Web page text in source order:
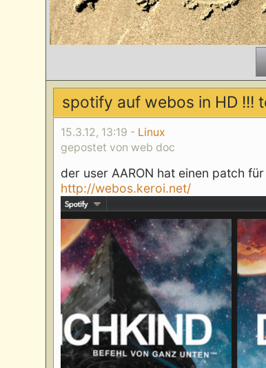
spotify auf webos in HD !!!
15.3.12, 13:19 - Linux
gepostet von web doc
der user AARON hat einen patch
http://webos.keroi.net/